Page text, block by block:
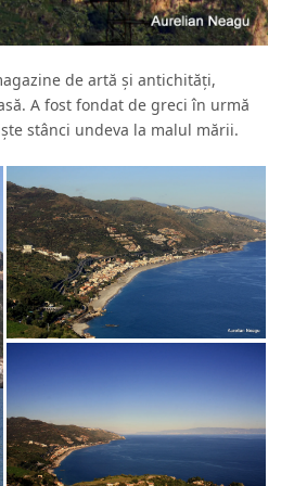
de artă şi antichităţi,
A fost fondat de greci în urmă
stânci undeva la malul mării.